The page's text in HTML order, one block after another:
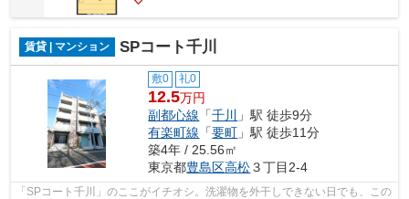
賃貸 | マンション SPコート千川
敷0 礼0
12.5万円
副都心線 「千川
」駅 徒歩9分
有楽町線 「要町 」駅 徒歩11分
築4年 / 25.56㎡
東京都豊島区高松３丁目2-4
「SPコート千川」のここがイチオシ。洗濯物を外干しできない日でも、この